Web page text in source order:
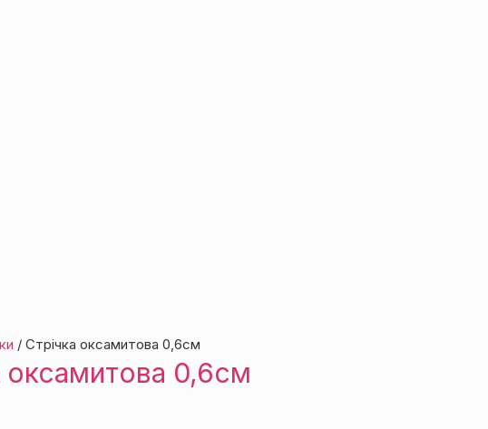
/ Стрічка оксамитова 0,6см
оксамитова 0,6см